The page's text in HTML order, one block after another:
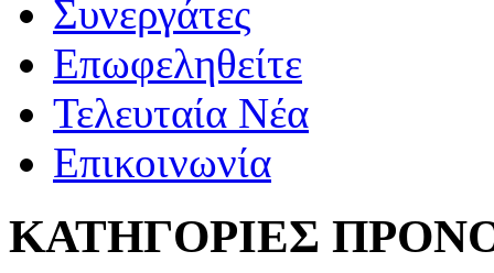
Συνεργάτες
Επωφεληθείτε
Τελευταία Νέα
Επικοινωνία
ΚΑΤΗΓΟΡΙΕΣ